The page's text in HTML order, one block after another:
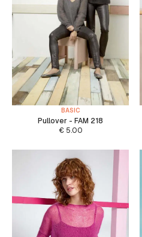
BASIC
Pullover - FAM 218
€5.00